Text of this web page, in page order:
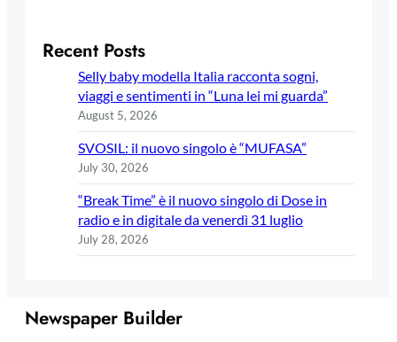
Recent Posts
Selly baby modella Italia racconta sogni,
viaggi e sentimenti in “Luna lei mi guarda”
August 5, 2026
SVOSIL: il nuovo singolo è “MUFASA”
July 30, 2026
“Break Time” è il nuovo singolo di Dose in
radio e in digitale da venerdì 31 luglio
July 28, 2026
Newspaper Builder